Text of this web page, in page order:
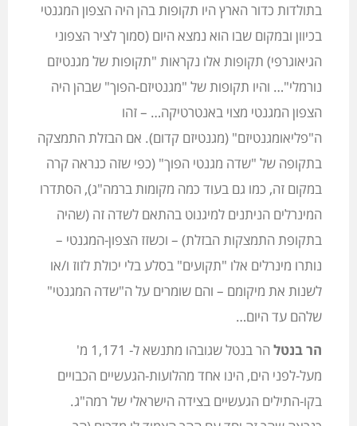
בתולדות כדור הארץ היו תקופות בהן היה הצפון המגנטי
בכיוון ובמקום שבו הוא נמצא היום (סמוך לציר הצפוני
הגיאוגרפי) תקופות אלו נקראות "תקופות של מגנטיזם
נורמלי"… והיו תקופות של "מגנטיזם-הפוך" שבהן היה
הצפון המגנטי מצוי באנטרטיקה… – זהו
ה"פליאומגנטיזם" (מגנטיזם קדום). אם הבזלת התמצקה
בתקופה של "שדה מגנטי הפוך" (כפי שזה כנראה קרה
במקום זה, כמו גם בעוד כמה מקומות ברמה"ג), הסתדרו
המינרלים הניתנים למיגנוט בהתאם לשדה זה (שהיה
בתקופת התמצקות הבזלת) – וכשזז הצפון-המגנטי –
נותרו מינרלים אלו "תקועים" בסלע בלי יכולת לזוז ו/או
לשנות את מיקומם – והם שומרים על ה"שדה המגנטי"
שלהם עד היום…
הר בנטל
הר בנטל שגובהו מתנשא ל- 1,171 מ'
מעל-לפני הים, הינו אחד מהלועות-הגעשיים הכבויים
בקו-התילים הגעשיים בצידה הישראלי של רמה"ג.